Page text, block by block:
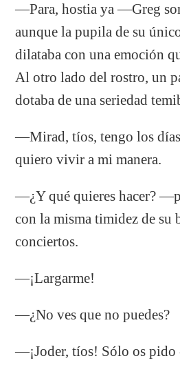
—Para, hostia ya —Greg
aunque la pupila de su
dilataba con una emoción
Al otro lado del rostro, un
dotaba de una seriedad
—Mirad, tíos, tengo los
quiero vivir a mi manera.
—¿Y qué quieres hacer?
con la misma timidez de su
conciertos.
—¡Largarme!
—¿No ves que no puedes?
—¡Joder, tíos! Sólo os pido